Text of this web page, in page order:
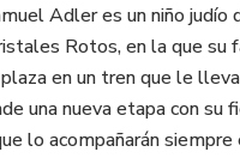
Adler es un niño judío
Rotos, en la que su
en un tren que le
una nueva etapa con
lo acompañarán